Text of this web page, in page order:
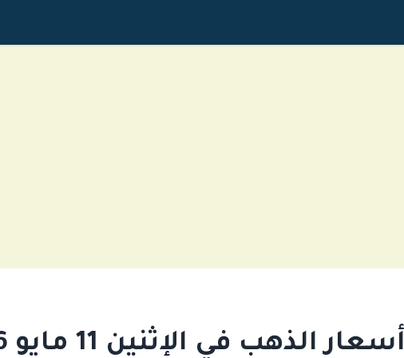
أسعار الذهب في الإثنين 11 مايو 2026